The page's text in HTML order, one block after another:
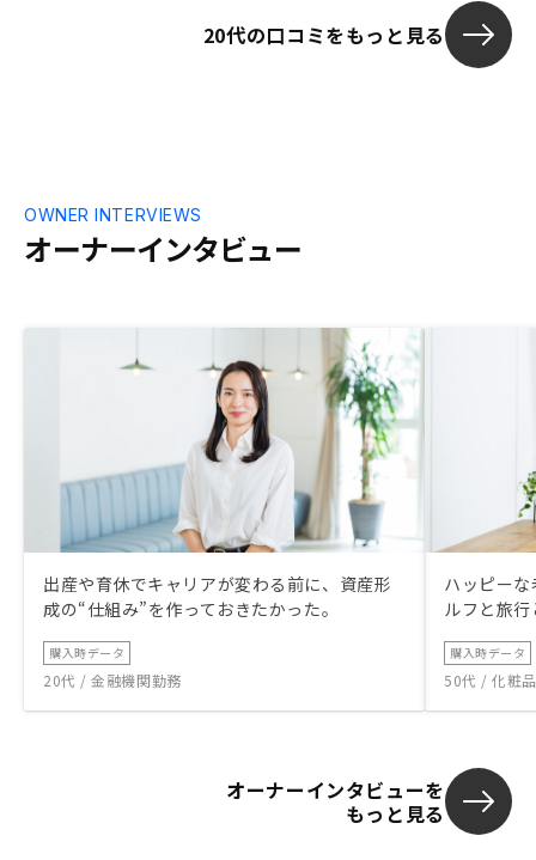
20代の口コミをもっと見る
オーナーインタビュー
OWNER INTERVIEWS
出産や育休でキャリアが変わる前に、資産形
成の“仕組み”を作っておきたかった。
購入時データ
20代 / 金融機関勤務
ハッピー
ルフと旅
購入時データ
50代 / 化粧
オーナーインタビューを
もっと見る